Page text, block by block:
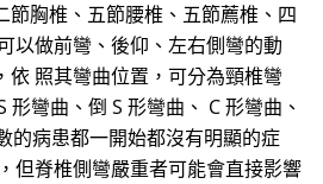
節胸椎、五節腰椎、五節薦椎、四
以做前彎、後仰、左右側彎的動
依 照其彎曲位置，可分為頸椎彎
形彎曲、倒 S 形彎曲、 C 形彎曲、
的病患都一開始都沒有明顯的症
但脊椎側彎嚴重者可能會直接影響